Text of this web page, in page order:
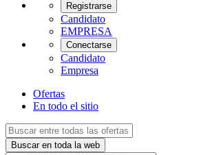
Registrarse
Candidato
EMPRESA
Conectarse
Candidato
Empresa
Ofertas
En todo el sitio